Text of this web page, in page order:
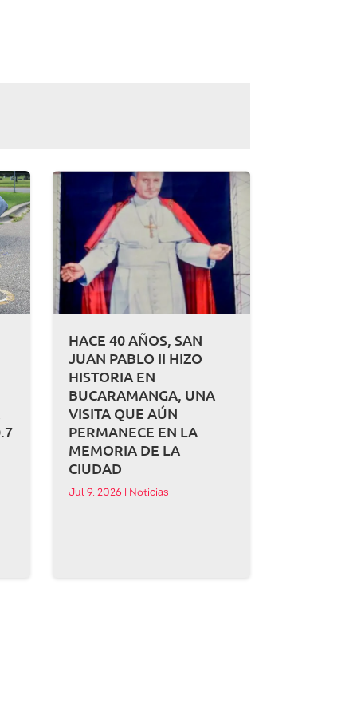
HACE 40 AÑOS, SAN
JUAN PABLO II HIZO
HISTORIA EN
BUCARAMANGA, UNA
VISITA QUE AÚN
PERMANECE EN LA
MEMORIA DE LA
CIUDAD
Jul 9, 2026 Noticias